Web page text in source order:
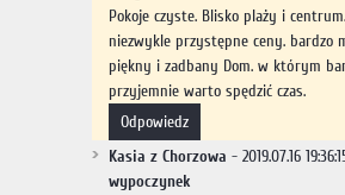
Pokoje czyste. Blisko plaży i
niezwykle przystępne ceny. bardzo
piękny i zadbany Dom. w którym
przyjemnie warto spędzić czas.
odpowiedz
Kasia z Chorzowa - 2019.07.16
wypoczynek